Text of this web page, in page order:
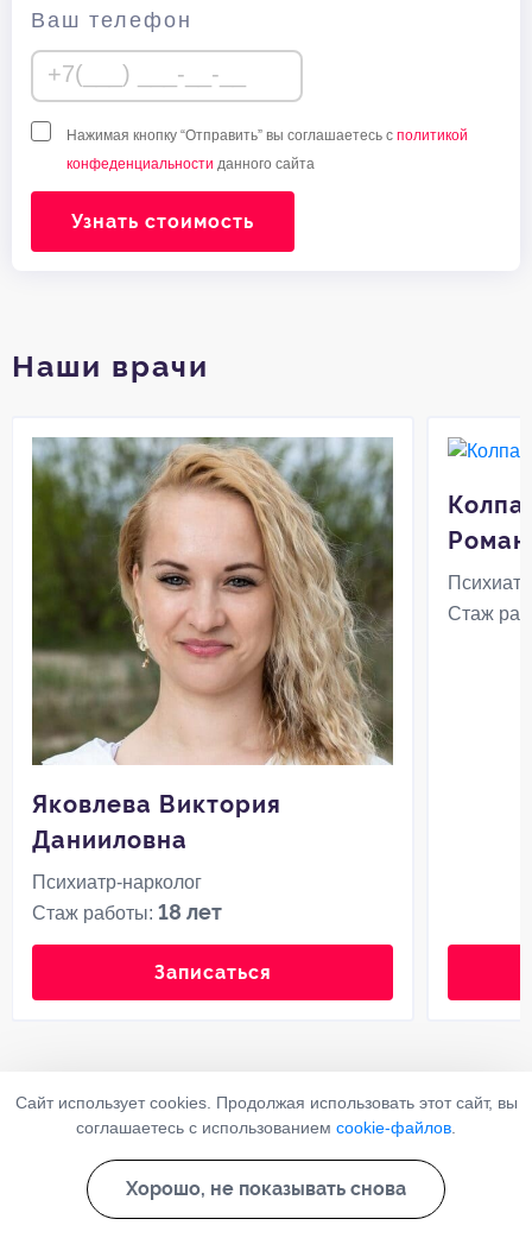
Ваш телефон
Нажимая кнопку “Отправить” вы соглашаетесь с политикой
конфеденциальности данного сайта
Узнать стоимость
Наши врачи
Яковлева Виктория
Данииловна
Психиатр-нарколог
Стаж работы:18 лет
Записаться
Стаж
Все врачи
Последние просмотренные
Сайт использует cookies. Продолжая использовать этот сайт, вы
соглашаетесь с использованием cookie-файлов
Хорошо, не показывать снова